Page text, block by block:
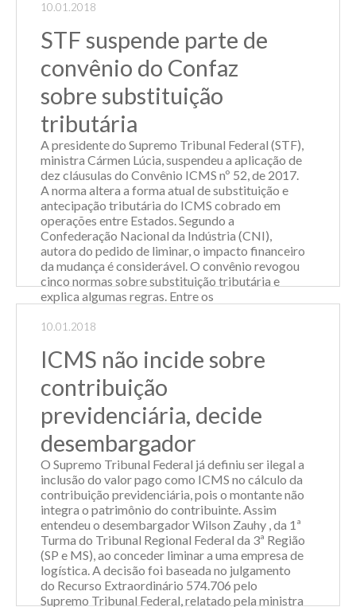
jurídicas optantes pelo Pert. Estes contribuintes
10.01.2018
STF suspende parte de
convênio do Confaz
sobre substituição
tributária
A presidente do Supremo Tribunal Federal (STF),
ministra Cármen Lúcia, suspendeu a aplicação de
dez cláusulas do Convênio ICMS nº 52, de 2017.
A norma altera a forma atual de substituição e
antecipação tributária do ICMS cobrado em
operações entre Estados. Segundo a
Confederação Nacional da Indústria (CNI),
autora do pedido de liminar, o impacto financeiro
da mudança é considerável. O convênio revogou
cinco normas sobre substituição tributária e
explica algumas regras. Entre os
o entendimento de que, se o substituto tributário
ser responsabilizado pelo pagamento. Na época
da edição do convênio, a...
10.01.2018
ICMS não incide sobre
contribuição
previdenciária, decide
desembargador
O Supremo Tribunal Federal já definiu ser ilegal a
inclusão do valor pago como ICMS no cálculo da
contribuição previdenciária, pois o montante não
integra o patrimônio do contribuinte. Assim
entendeu o desembargador Wilson Zauhy , da 1ª
Turma do Tribunal Regional Federal da 3ª Região
(SP e MS), ao conceder liminar a uma empresa de
logística. A decisão foi baseada no julgamento
do Recurso Extraordinário 574.706 pelo
Supremo Tribunal Federal, relatado pela ministra